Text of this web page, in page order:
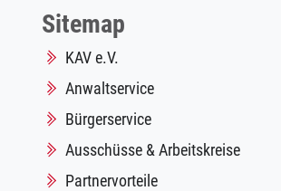
Sitemap
KAV e.V.
Anwaltservice
Bürgerservice
Ausschüsse & Arbeitskreise
Partnervorteile